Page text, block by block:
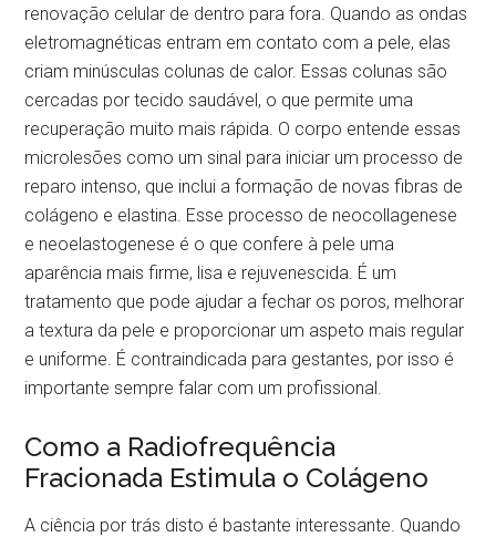
renovação celular de dentro para fora. Quando as ondas
eletromagnéticas entram em contato com a pele, elas
criam minúsculas colunas de calor. Essas colunas são
cercadas por tecido saudável, o que permite uma
recuperação muito mais rápida. O corpo entende essas
microlesões como um sinal para iniciar um processo de
reparo intenso, que inclui a formação de novas fibras de
colágeno e elastina. Esse processo de neocollagenese
e neoelastogenese é o que confere à pele uma
aparência mais firme, lisa e rejuvenescida. É um
tratamento que pode ajudar a fechar os poros, melhorar
a textura da pele e proporcionar um aspeto mais regular
e uniforme. É contraindicada para gestantes, por isso é
importante sempre falar com um profissional.
Como a Radiofrequência
Fracionada Estimula o Colágeno
A ciência por trás disto é bastante interessante. Quando